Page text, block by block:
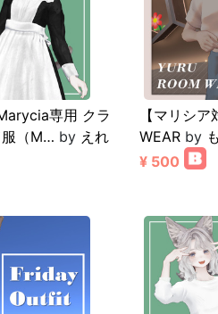
専用 クラ
服（M… by えれ
【マリシ
WEAR by
¥ 500